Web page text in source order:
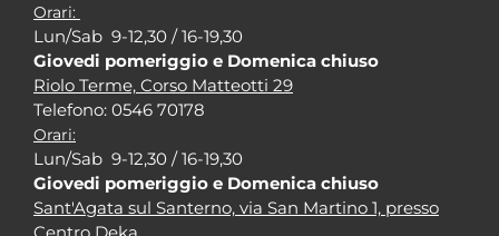
Orari:
Lun/Sab 9-12,30 / 16-19,30
Giovedi pomeriggio e Domenica chiuso
Riolo Terme, Corso Matteotti 29
Telefono: 0546 70178
Orari:
Lun/Sab 9-12,30 / 16-19,30
Giovedi pomeriggio e Domenica chiuso
Sant'Agata sul Santerno, via San Martino 1, presso